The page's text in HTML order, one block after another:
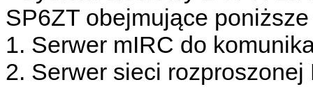
SP6ZT obejmujące
1. Serwer mIRC do
2. Serwer sieci rozproszonej